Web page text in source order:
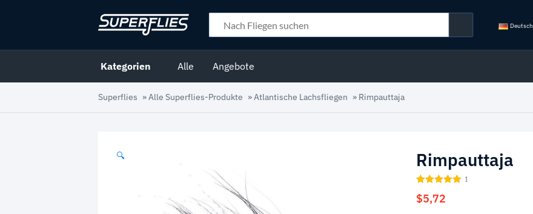
Deutsch
Kategorien Alle Angebote
Superflies »Alle Superflies-Produkte »Atlantische Lachsfliegen » Rimpauttaja
🔍 Rimpauttaja
1
$5,72